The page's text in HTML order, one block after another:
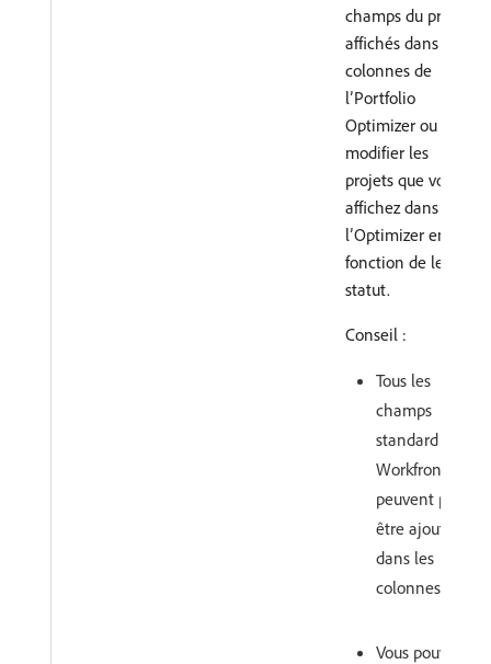
champs du projet
affichés dans les
colonnes de
l’Portfolio
Optimizer ou pour
modifier les
projets que vous
affichez dans
l’Optimizer en
fonction de leur
statut.
Conseil :
Tous les
champs
standard
Workfront ne
peuvent pas
être ajoutés
dans les
colonnes.
Vous pouvez